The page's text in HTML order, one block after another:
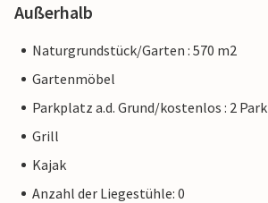
Außerhalb
Naturgrundstück/Garten : 570 m2
Gartenmöbel
Parkplatz a.d. Grund/kostenlos : 2
Grill
Kajak
Anzahl der Liegestühle: 0